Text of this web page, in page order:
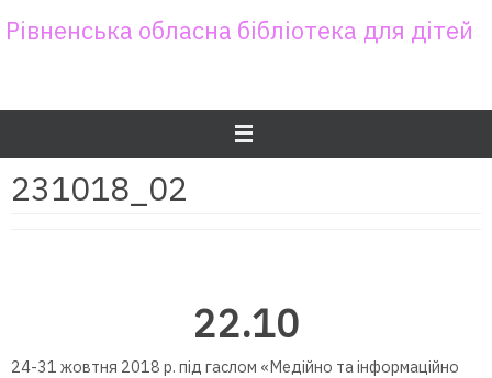
toРівненська обласна бібліотека для дітей
231018_02
22.10
24-31 жовтня 2018 р. під гаслом «Медійно та інформаційно